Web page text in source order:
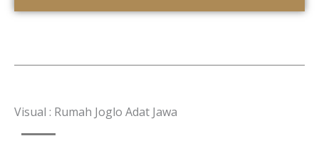
Visual : Rumah Joglo Adat Jawa